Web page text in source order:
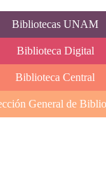
Bibliotecas UNAM
Biblioteca Digital
Biblioteca Central
General de